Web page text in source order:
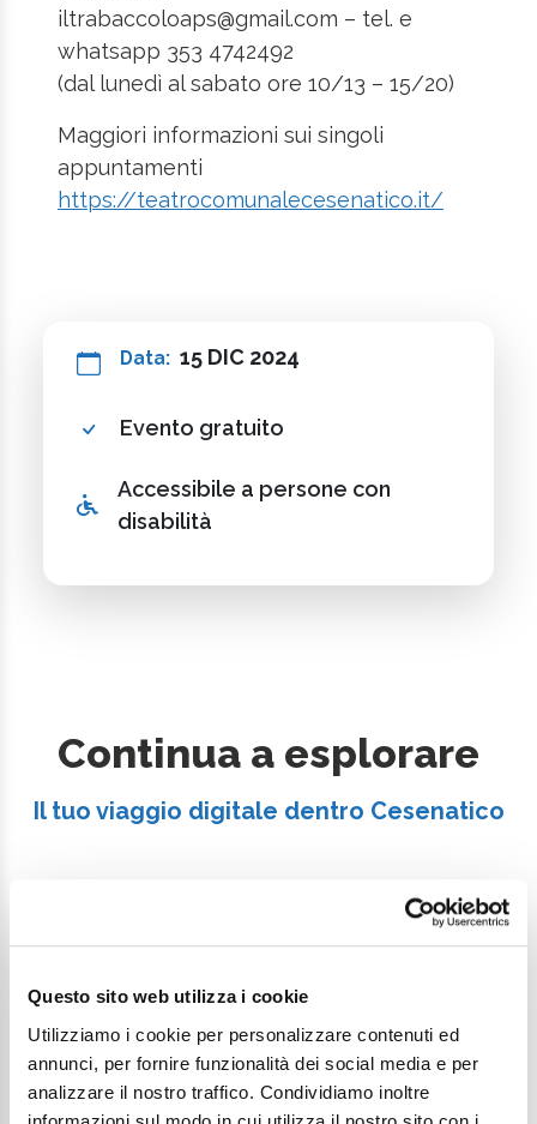
Questo sito web utilizza i cookie
Utilizziamo i cookie per personalizzare contenuti ed
annunci, per fornire funzionalità dei social media e per
analizzare il nostro traffico. Condividiamo inoltre
iltrabaccoloaps@gmail.com – tel. e
whatsapp 353 4742492
(dal lunedì al sabato ore 10/13 – 15/20)
Maggiori informazioni sui singoli
appuntamenti
https://teatrocomunalecesenatico.it/
Data: 15 DIC 2024
Evento gratuito
Accessibile a persone con
disabilità
Continua a esplorare
Il tuo viaggio digitale dentro Cesenatico